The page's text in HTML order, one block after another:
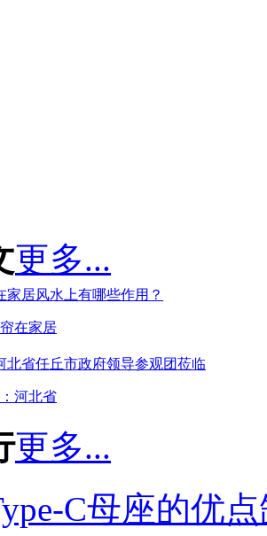
更多...
在家居
河北省
更多...
C母座的优